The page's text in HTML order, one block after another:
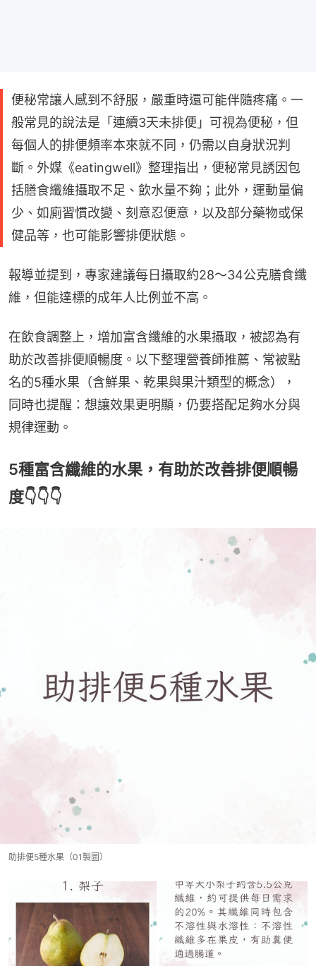
便秘常讓人感到不舒服，嚴重時還可能伴隨疼痛。一
般常見的說法是「連續3天未排便」可視為便秘，但
每個人的排便頻率本來就不同，仍需以自身狀況判
斷。外媒《eatingwell》整理指出，便秘常見誘因包
括膳食纖維攝取不足、飲水量不夠；此外，運動量偏
少、如廁習慣改變、刻意忍便意，以及部分藥物或保
健品等，也可能影響排便狀態。
報導並提到，專家建議每日攝取約28～34公克膳食纖
維，但能達標的成年人比例並不高。
在飲食調整上，增加富含纖維的水果攝取，被認為有
助於改善排便順暢度。以下整理營養師推薦、常被點
名的5種水果（含鮮果、乾果與果汁類型的概念），
同時也提醒：想讓效果更明顯，仍要搭配足夠水分與
規律運動。
5種富含纖維的水果，有助於改善排便順暢
度👇👇👇
助排便5種水果（01製圖）